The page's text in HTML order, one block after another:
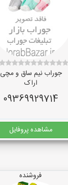
جوراب نیم ساق و مچی
اراک
09369929714
مشاهده پروفایل
فروشنده